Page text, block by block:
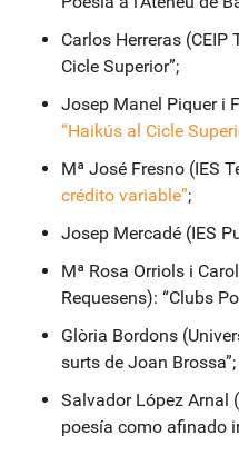
Carlos Herreras
Cicle Superior”;
Josep Manel Piquer i
“Haikús al Cicle
Mª José Fresno (IES
crédito variable”;
Josep Mercadé (IES
Mª Rosa Orriols i
Requesens): “Clubs
Glòria Bordons
surts de Joan Brossa”;
Salvador López Arnal
poesía como afinado